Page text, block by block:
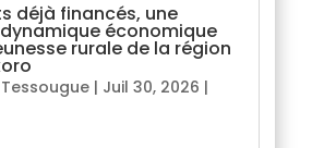
déjà financés, une
économique
rurale de la région
| Juil 30, 2026 |